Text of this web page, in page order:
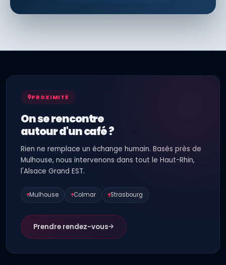
PROXIMITÉ
On se rencontre
autour d'un café ?
Rien ne remplace un échange humain. Basés près de
Mulhouse, nous intervenons dans tout le Haut-Rhin,
l'Alsace Grand EST.
Mulhouse Colmar Strasbourg
Prendre rendez-vous